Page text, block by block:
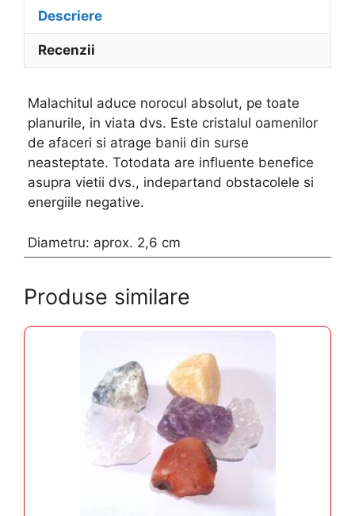
Descriere
Recenzii
Malachitul aduce norocul absolut, pe toate
planurile, in viata dvs. Este cristalul oamenilor
de afaceri si atrage banii din surse
neasteptate. Totodata are influente benefice
asupra vietii dvs., indepartand obstacolele si
energiile negative.
Diametru: aprox. 2,6 cm
Produse similare